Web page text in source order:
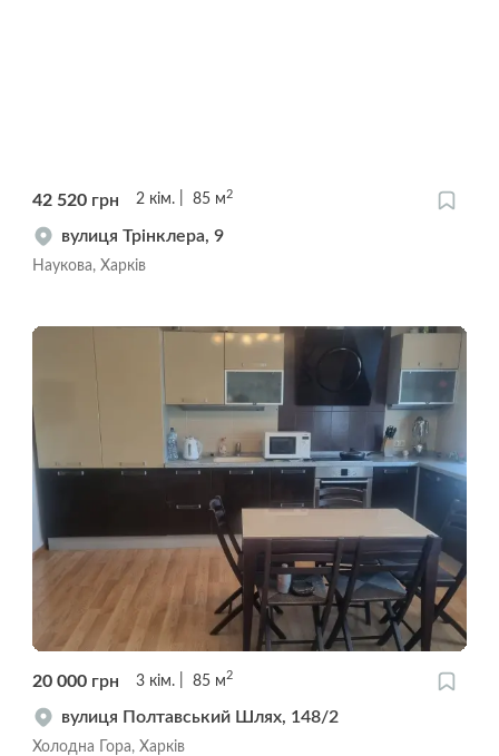
42 520 грн 2 кім. 85 м 2
вулиця Трінклера, 9
Наукова, Харків
20 000 грн 3 кім. 85 м2
вулиця Полтавський Шлях, 148/2
Холодна Гора, Харків